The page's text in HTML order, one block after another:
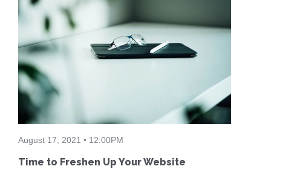
August 17, 2021 • 12:00PM
Time to Freshen Up Your Website